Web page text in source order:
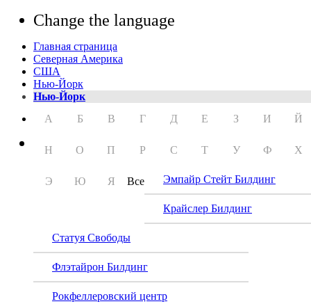
Change the language
Главная страница
Северная Америка
США
Нью-Йорк
Нью-Йорк
А
Б В Г Д Е З И Й
Н О П Р С Т У Ф Х
Э Ю Я Все Эмпайр Стейт Билдинг
Крайслер Билдинг
Статуя Свободы
Флэтайрон Билдинг
Рокфеллеровский центр